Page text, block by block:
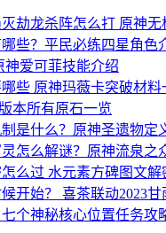
劫龙杀阵怎么打 原神
些？平民必练四星角色
神爱可菲技能介绍
些 原神玛薇卡突破材料
本所有原石一览
是什么？原神圣遗物定
怎么解谜？原神流泉之
么过 水元素方碑图文解
开始？ 喜茶联动2023
个神秘核心位置任务攻